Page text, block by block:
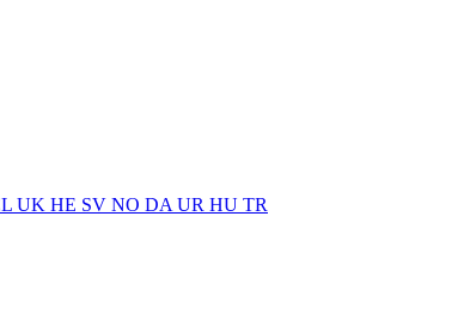
UK HE SV NO DA UR HU TR